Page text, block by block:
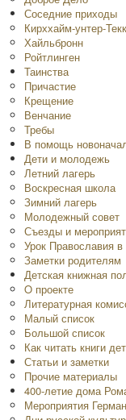
Соседние приходы
Кирххайм-унтер-Текк
Хайльбронн
Ройтлинген
Таинства
Причастие
Крещение
Венчание
Требы
В помощь
Дети и молодежь
Летний лагерь
Воскресная школа
Зимний лагерь
Молодежный совет
Съезды и
Урок Православия
Заметки родителям
Детская книжная
O проекте
Литературная
Малый список
Большой список
Как читать книги
Статьи и заметки
Прочие материалы
400-летие дома
Мероприятия